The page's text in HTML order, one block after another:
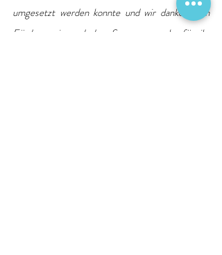
umgesetzt werden konnte und wir danken dem
Förderverein und den Sponsoren sehr für ihr